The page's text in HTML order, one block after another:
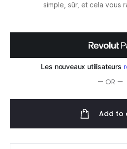
shampoing
quantity
— OR —
Add to